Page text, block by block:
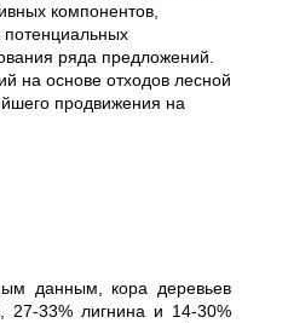
компонентов,
ряда предложений.
на основе отходов лесной
продвижения на
данным, кора деревьев
27-33% лигнина и 14-30%